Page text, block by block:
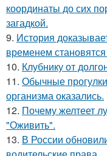
координаты до сих
загадкой.
9. История
временем
10. Клубнику от
11. Обычные
организма оказались.
12. Почему желтеет
"Оживить".
13. В России